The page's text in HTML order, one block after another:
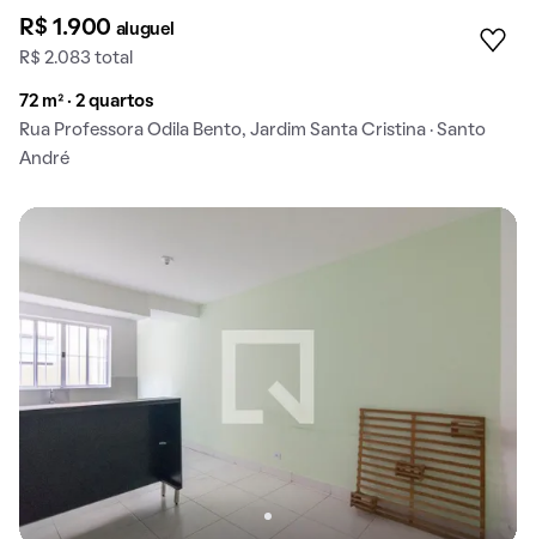
R$ 1.900 aluguel
R$ 2.083 total
72 m² · 2 quartos
Rua Professora Odila Bento, Jardim Santa Cristina · Santo
André